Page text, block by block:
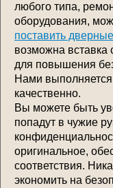
любого типа,
оборудования,
поставить
возможна вставка
для повышения
Нами выполняется
качественно.
Вы можете быть
попадут в чужие
оригинальное,
соответствия.
экономить на